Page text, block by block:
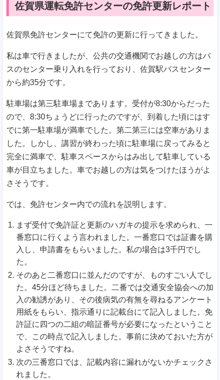
佐賀県運転免許センターの免許更新レポート
佐賀県免許センターにて免許の更新に行ってきました。
私は車で行きましたが、公共の交通機関でお越しの方はバ
スのセンター乗り入れを行っており、佐賀駅バスセンター
から約35分です。
駐車場は第三駐車場まであります。受付が8:30からだった
ので、8:30ちょうどに行ったのですが、到着した頃にはす
でに第一駐車場が満車でした。第二第三には空車がありま
した。しかし、講習が終わった頃に駐車場に戻ってみると
完全に満車で、駐車スペースからはみ出して駐車している
車が目立ちました。車でお越しの方は気をつけたほうがよ
さそうです。
では、免許センター内での流れを説明します。
まず受付で免許証と更新のハガキの提示を求められ、一
番窓口に行くよう言われました。一番窓口では証書を購
入し、申請書をもらいました。私の場合は3千円でし
た。
そのあと二番窓口に並んだのですが、ものすごい人でし
た。45分ほど待ちました。二番では交通安全協会への加
入の勧誘があり、その後病気の有無を尋ねるアンケート
用紙をもらい、指示通りに記載台にて記入しました。免
許証に四つの二組の暗証番号が必要になったということ
で、この時点で記入しました。事前に決めておいた方が
よさそうですね。
次の三番窓口では、記載内容に漏れがないかチェックさ
れました。